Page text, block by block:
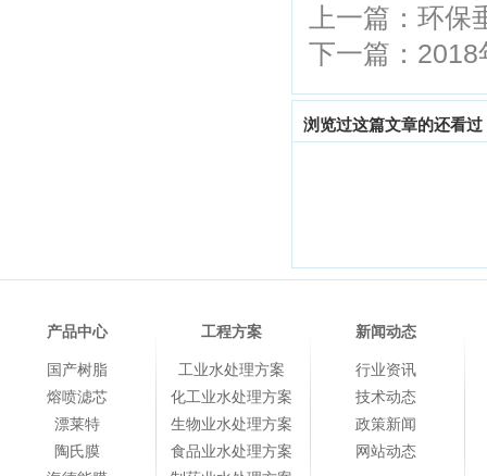
上一篇： 环保
下一篇： 2018
浏览过这篇文章的还看过
产品中心
国产树脂
熔喷滤芯
漂莱特
陶氏膜
工程方案
工业水处理方案
化工业水处理方案
生物业水处理方案
食品业水处理方案
新闻动态
行业资讯
技术动态
政策新闻
网站动态